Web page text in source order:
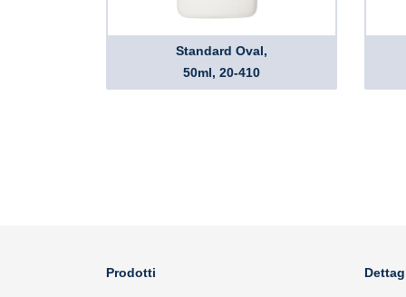
Standard Oval,
50ml, 20-410
Prodotti